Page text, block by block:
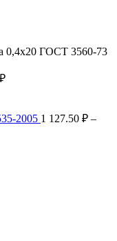
0,4х20 ГОСТ 3560-73
₽
2005 1 127.50 ₽ –